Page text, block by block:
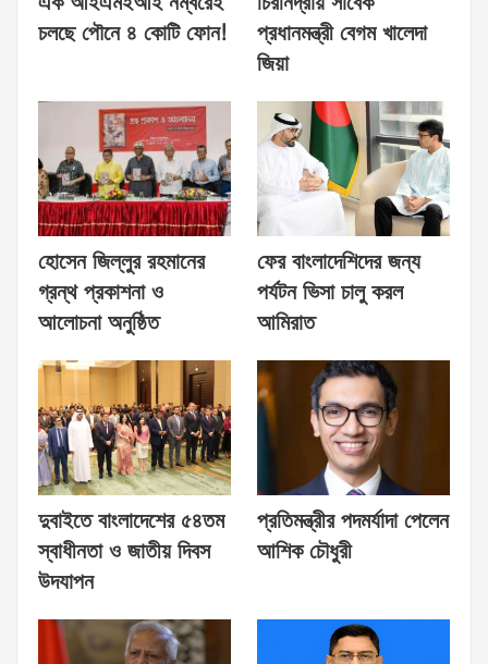
চলছে পৌনে ৪ কোটি ফোন!
প্রধানমন্ত্রী বেগম খালেদা
জিয়া
হোসেন জিল্লুর রহমানের
গ্রন্থ প্রকাশনা ও
আলোচনা অনুষ্ঠিত
ফের বাংলাদেশিদের জন্য
পর্যটন ভিসা চালু করল
আমিরাত
দুবাইতে বাংলাদেশের ৫৪তম
স্বাধীনতা ও জাতীয় দিবস
উদযাপন
প্রতিমন্ত্রীর পদমর্যাদা পেলেন
আশিক চৌধুরী